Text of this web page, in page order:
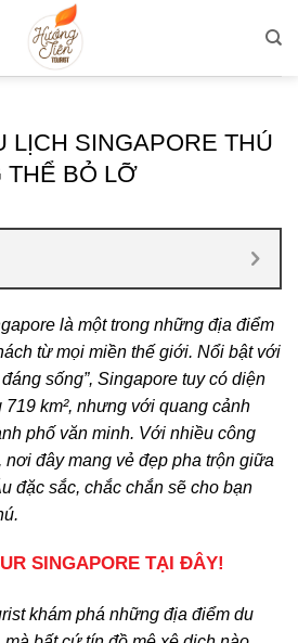
LỊCH SINGAPORE THÚ
THỂ BỎ LỠ
là một trong những địa điểm
từ mọi miền thế giới. Nổi bật với
sống”, Singapore tuy có diện
km², nhưng với quang cảnh
phố văn minh. Với nhiều công
nơi đây mang vẻ đẹp pha trộn giữa
đặc sắc, chắc chắn sẽ cho bạn
SINGAPORE TẠI ĐÂY!
khám phá những địa điểm du